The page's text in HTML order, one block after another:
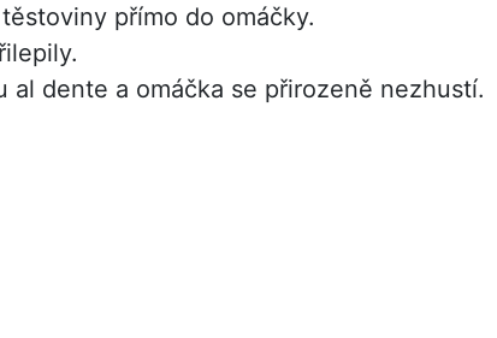
přímo do omáčky.
al dente a omáčka se přirozeně nezhustí.